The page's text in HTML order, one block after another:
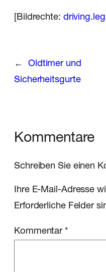
[Bildrechte:
←
Oldtimer und
Sicherheitsgurte
Kommentare
Schreiben Sie einen
Ihre E-Mail-Adresse
Erforderliche Felder
Kommentar*